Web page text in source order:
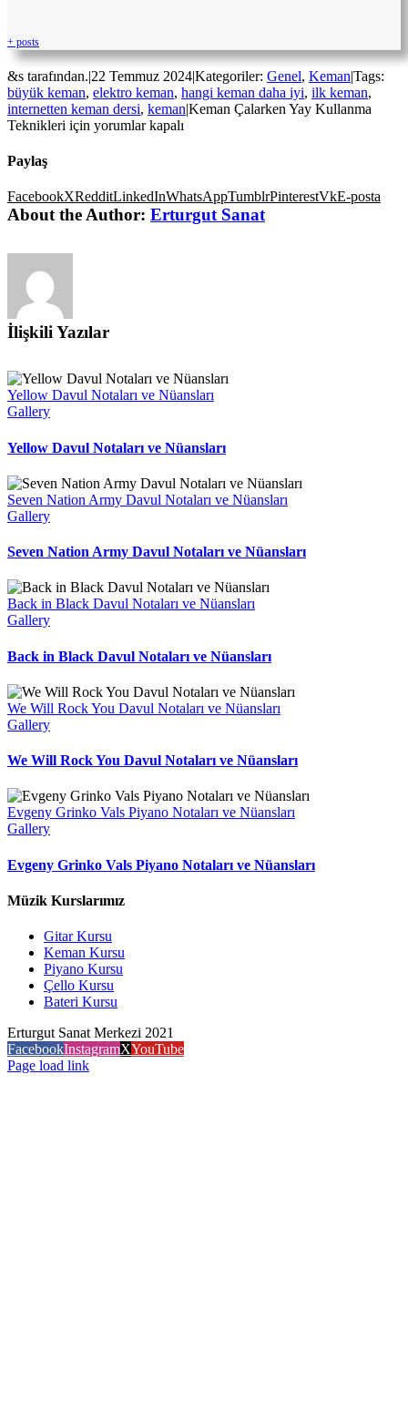
+ posts
&s tarafından.|22 Temmuz 2024|Kategoriler: Genel, Keman|Tags:
büyük keman, elektro keman, hangi keman daha iyi, ilk keman,
internetten keman dersi, keman|Keman Çalarken Yay Kullanma
Teknikleri için yorumlar kapalı
Paylaş
FacebookXRedditLinkedInWhatsAppTumblrPinterestVkE-posta
About the Author: Erturgut Sanat
İlişkili Yazılar
Yellow Davul Notaları ve Nüansları
Gallery
Yellow Davul Notaları ve Nüansları
Seven Nation Army Davul Notaları ve Nüansları
Gallery
Seven Nation Army Davul Notaları ve Nüansları
Back in Black Davul Notaları ve Nüansları
Gallery
Back in Black Davul Notaları ve Nüansları
We Will Rock You Davul Notaları ve Nüansları
Gallery
We Will Rock You Davul Notaları ve Nüansları
Evgeny Grinko Vals Piyano Notaları ve Nüansları
Gallery
Evgeny Grinko Vals Piyano Notaları ve Nüansları
Müzik Kurslarımız
Gitar Kursu
Keman Kursu
Piyano Kursu
Çello Kursu
Bateri Kursu
Erturgut Sanat Merkezi 2021
FacebookInstagramXYouTube
Page load link